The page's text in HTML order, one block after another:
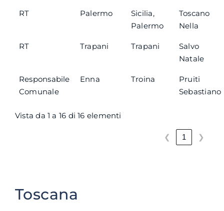
RT Palermo
Sicilia,
Palermo
Toscano
Nella
RT Trapani Trapani
Salvo
Natale
Responsabile
Comunale
Enna Troina
Pruiti
Sebastiano
Vista da 1 a 16 di 16 elementi
❮ 1 ❯
Toscana